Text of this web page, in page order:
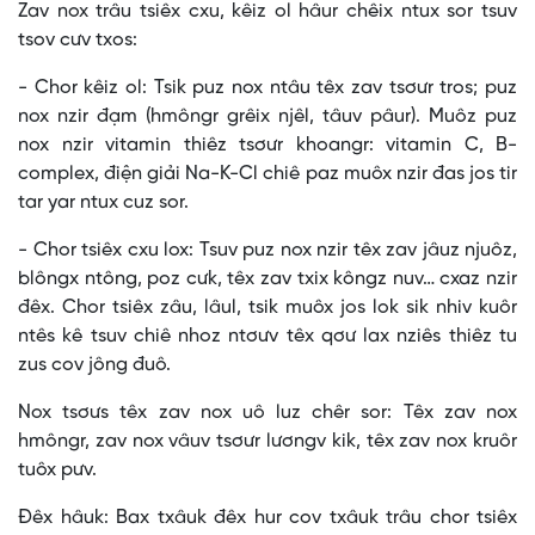
Zav nox trâu tsiêx cxu, kêiz ol hâur chêix ntux sor tsuv
tsov cưv txos:
- Chor kêiz ol: Tsik puz nox ntâu têx zav tsơưr tros; puz
nox nzir đạm (hmôngr grêix njêl, tâuv pâur). Muôz puz
nox nzir vitamin thiêz tsơưr khoangr: vitamin C, B-
complex, điện giải Na-K-Cl chiê paz muôx nzir đas jos tir
tar yar ntux cuz sor.
- Chor tsiêx cxu lox: Tsuv puz nox nzir têx zav jâuz njuôz,
blôngx ntông, poz cưk, têx zav txix kôngz nuv… cxaz nzir
đêx. Chor tsiêx zâu, lâul, tsik muôx jos lok sik nhiv kuôr
ntês kê tsuv chiê nhoz ntơưv têx qơư lax nziês thiêz tu
zus cov jông đuô.
Nox tsơưs têx zav nox uô luz chêr sor: Têx zav nox
hmôngr, zav nox vâuv tsơưr lươngv kik, têx zav nox kruôr
tuôx pưv.
Đêx hâuk: Bax txâuk đêx hur cov txâuk trâu chor tsiêx